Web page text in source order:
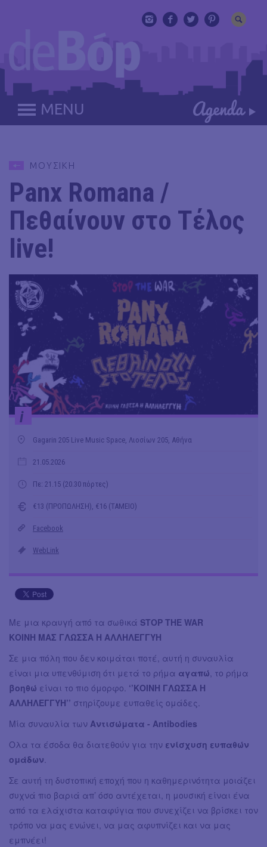
MENU
ΜΟΥΣΙΚΗ
Panx Romana /
Πεθαίνουν στο Τέλος
live!
i
Gagarin 205 Live Music Space, Λιοσίων 205, Αθήνα
21.05.2026
Πε: 21.15 (20.30 πόρτες)
€13 (ΠΡΟΠΩΛΗΣΗ), €16 (ΤΑΜΕΙΟ)
Facebook
WebLink
Με μια κραυγή από τα σωθικά STOP THE WAR
ΚΟΙΝΗ MAΣ ΓΛΩΣΣΑ Η ΑΛΛΗΛΕΓΓΥΗ
Σε μια πόλη που δεν κοιμάται ποτέ, αυτή η συναυλία
είναι μια υπενθύμιση ότι μετά το ρήμα αγαπώ, το ρήμα
βοηθώ είναι το πιο όμορφο. ‘’ΚΟΙΝΗ ΓΛΩΣΣΑ Η
ΑΛΛΗΛΕΓΓΥΗ’’ στηρίζουμε ευπαθείς ομάδες.
Μία συναυλία των Αντισώματα - Antibodies
Ολα τα έσοδα θα διατεθούν για την ενίσχυση ευπαθών
ομάδων.
Σε αυτή τη δυστοπική εποχή που η καθημερινότητα μοιάζει
συχνά πιο βαριά απ’ όσο αντέχεται, η μουσική είναι ένα
από τα ελάχιστα καταφύγια που συνεχίζει να βρίσκει τον
τρόπο να μας ενώνει, να μας αφυπνίζει και να μας
εμπνέει!